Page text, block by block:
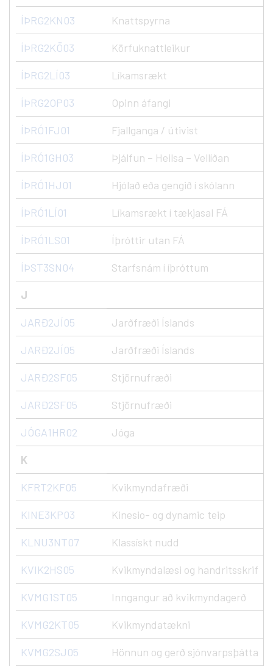
ÍÞRG2KN03 Knattspyrna
ÍÞRG2KÖ03 Körfuknattleikur
ÍÞRG2LÍ03 Líkamsrækt
ÍÞRG2OP03 Opinn áfangi
ÍÞRÓ1FJ01 Fjallganga / útivist
ÍÞRÓ1GH03 Þjálfun – Heilsa – Vellíðan
ÍÞRÓ1HJ01 Hjólað eða gengið í skólann
ÍÞRÓ1LÍ01 Líkamsrækt í tækjasal FÁ
ÍÞRÓ1LS01 Íþróttir utan FÁ
ÍÞST3SN04 Starfsnám í íþróttum
J
JARÐ2JÍ05 Jarðfræði Íslands
JARÐ2JÍ05 Jarðfræði Íslands
JARÐ2SF05 Stjörnufræði
JARÐ2SF05 Stjörnufræði
JÓGA1HR02 Jóga
K
KFRT2KF05 Kvikmyndafræði
KINE3KP03 Kinesio- og dynamic teip
KLNU3NT07 Klassískt nudd
KVIK2HS05 Kvikmyndalæsi og handritsskrif
KVMG1ST05 Inngangur að kvikmyndagerð
KVMG2KT05 Kvikmyndatækni
KVMG2SJ05 Hönnun og gerð sjónvarpsþátta